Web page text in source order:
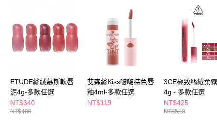
１．透過由恩沛科技股份有限公司提供之「AFTEE先享後付」服務完成之交
易，需依本服務之必要範圍內提供個人資料，並將交易相關給付款項請求債
權轉讓予恩沛科技股份有限公司。
２．關於個人資料處理事宜，請瀏覽以下網址：
「AFTEE先享後付」，若未經同意申辦者引起之損失，本公司不負相關責
４．使用「AFTEE先享後付」時，將依據個別帳號之用戶狀況，依本公司即
時審查核予不同之上限額度；若仍有額度不足之情形，本公司將視審查結果
請求用戶進行身份認證。
每筆NT$65，滿NT$490(含以上)免運費
付款後7-11取貨
每筆NT$100，滿NT$790(含以上)免運費
付款後寶雅門市自取(由倉庫統一出貨)
ETUDE絲絨慕斯軟唇
泥4g-多款任選
NT$340
NT$400
艾森絲Kiss啵啵持色唇
釉4ml-多款任選
NT$119
3CE極致絲絨柔
4g - 多款任選
NT$425
NT$500